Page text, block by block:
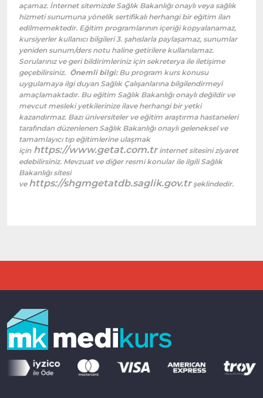
açamaz. İnternet sitemizde Sağlık Bakanlığı onaylı veya sağlık
hizmeti sunumuna yönelik sertifikalı herhangi bir eğitim ilan
edilmemektedir. Eğitim programlarının içeriği kopyalanamaz,
kursiyerler kullanıcı bilgileri 3. şahıslarla paylaşamaz, sunumlar
yeniden sunum/ders notu haline getirilere kullanılamaz.
Sorularınız ve geri bildirimleriniz için sekreterya ile iletişime
geçebilirsiniz. Önemli bilgi:Bu program kurs konusu
uygulamaya ilgi duyan Sağlık Çalışanlarına bilgilendirmeyi
amaçlamaktadır. Bu eğitim Sağlık Bakanlığı onaylı değildir ve
mevcut mesleki yetkilerinize ilave herhangi bir yetki
kazandırmaz. Bazı üniversiteler ve eğitim araştırma hastaneleri
tarafından düzenlenen Sağlık Bakanlığı onaylı geleneksel ve
tamamlayıcı tıp eğitimlerine ulaşmak
için https://www.getat.com.trinternet sitesini ziyaret
edebilirsiniz. Mevzuat ve diğer resmi konular ile ilgili Sağlık
Bakanlığı sitesi
ve https://shgmgetatdb.saglik.gov.trşeklindedir.